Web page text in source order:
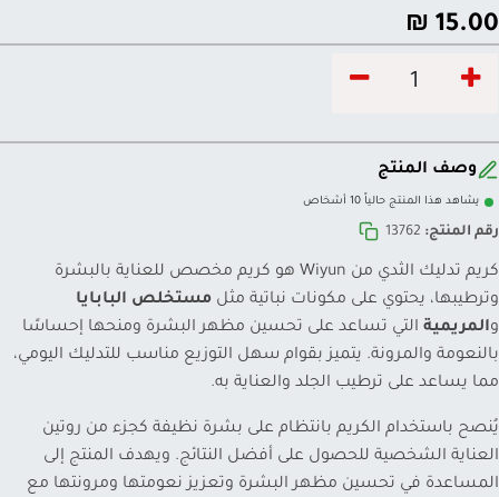
15.00
₪
وصف المنتج
يشاهد هذا المنتج حالياً 10 أشخاص
رقم المنتج: 13762
كريم تدليك الثدي من Wiyun هو كريم مخصص للعناية بالبشرة
وترطيبها، يحتوي على مكونات نباتية مثل مستخلص البابايا
والمريمية التي تساعد على تحسين مظهر البشرة ومنحها إحساسًا
بالنعومة والمرونة. يتميز بقوام سهل التوزيع مناسب للتدليك اليومي،
مما يساعد على ترطيب الجلد والعناية به.
يُنصح باستخدام الكريم بانتظام على بشرة نظيفة كجزء من روتين
العناية الشخصية للحصول على أفضل النتائج. ويهدف المنتج إلى
المساعدة في تحسين مظهر البشرة وتعزيز نعومتها ومرونتها مع